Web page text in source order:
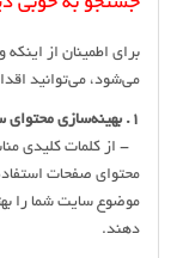
برای اطمینان از
می‌شود، می‌توانید
1. بهینه‌سازی محتوای سایت (On-Page SEO):
- از کلمات کلیدی
محتوای صفحات
موضوع سایت شما را
دهند.